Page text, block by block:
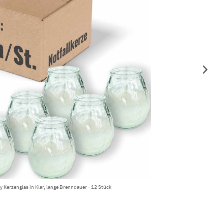
in Klar, lange Brenndauer - 12 Stück